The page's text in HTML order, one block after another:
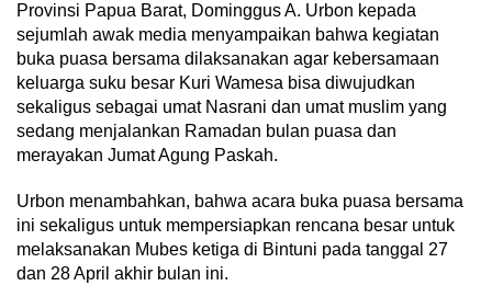
Provinsi Papua Barat, Dominggus A. Urbon kepada
sejumlah awak media menyampaikan bahwa kegiatan
buka puasa bersama dilaksanakan agar kebersamaan
keluarga suku besar Kuri Wamesa bisa diwujudkan
sekaligus sebagai umat Nasrani dan umat muslim yang
sedang menjalankan Ramadan bulan puasa dan
merayakan Jumat Agung Paskah.
Urbon menambahkan, bahwa acara buka puasa bersama
ini sekaligus untuk mempersiapkan rencana besar untuk
melaksanakan Mubes ketiga di Bintuni pada tanggal 27
dan 28 April akhir bulan ini.